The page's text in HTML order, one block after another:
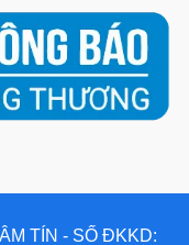
TÍN - SỐ ĐKKD: